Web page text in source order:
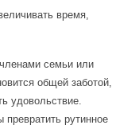
время,
семьи или
общей заботой,
удовольствие.
рутинное